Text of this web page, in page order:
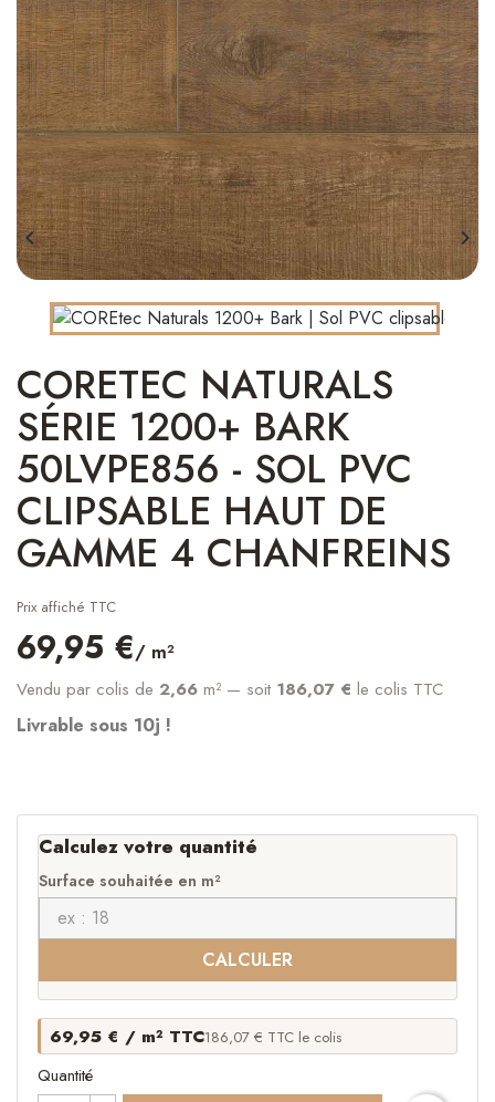
 
CORETEC NATURALS
SÉRIE 1200+ BARK
50LVPE856 - SOL PVC
CLIPSABLE HAUT DE
GAMME 4 CHANFREINS
Prix affiché TTC
69,95 €/ m²
Vendu par colis de 2,66 m² — soit 186,07 € le colis TTC
Livrable sous 10j !
Calculez votre quantité
Surface souhaitée en m²
CALCULER
69,95 € / m² TTC186,07 € TTC le colis
Quantité